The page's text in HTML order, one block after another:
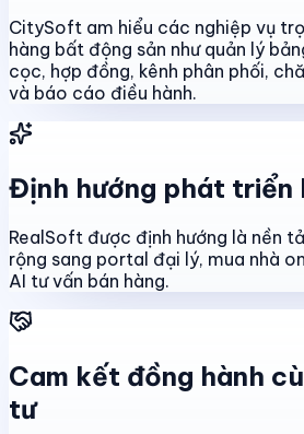
CitySoft am hiểu các nghiệp vụ
hàng bất động sản như quản lý
cọc, hợp đồng, kênh phân phối,
và báo cáo điều hành.
Định hướng phát triển
RealSoft được định hướng là nền
rộng sang portal đại lý, mua nhà
AI tư vấn bán hàng.
Cam kết đồng hành
tư